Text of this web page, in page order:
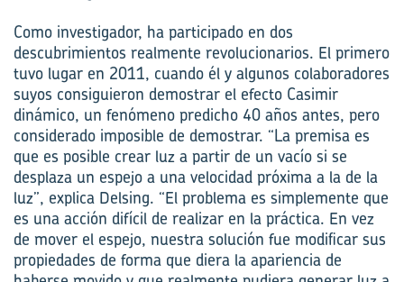
Como investigador, ha participado en dos
descubrimientos realmente revolucionarios. El primero
tuvo lugar en 2011, cuando él y algunos colaboradores
suyos consiguieron demostrar el efecto Casimir
dinámico, un fenómeno predicho 40 años antes, pero
considerado imposible de demostrar. “La premisa es
que es posible crear luz a partir de un vacío si se
desplaza un espejo a una velocidad próxima a la de la
luz”, explica Delsing. “El problema es simplemente que
es una acción difícil de realizar en la práctica. En vez
de mover el espejo, nuestra solución fue modificar sus
propiedades de forma que diera la apariencia de